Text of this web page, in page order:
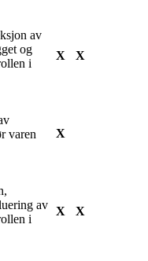
av
og
i
X X
varen
X
av
i
X X